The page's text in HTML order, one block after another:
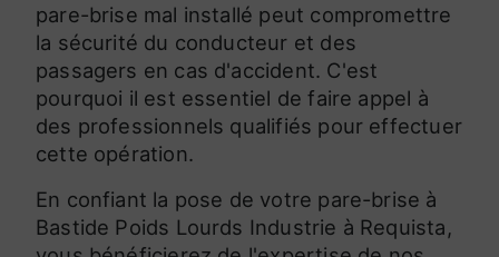
pare-brise mal installé peut compromettre
la sécurité du conducteur et des
passagers en cas d'accident. C'est
pourquoi il est essentiel de faire appel à
des professionnels qualifiés pour effectuer
cette opération.
En confiant la pose de votre pare-brise à
Bastide Poids Lourds Industrie à Requista,